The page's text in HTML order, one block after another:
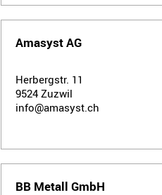
Amasyst AG
Herbergstr. 11
9524 Zuzwil
info@amasyst.ch
BB Metall GmbH